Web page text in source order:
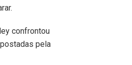
confrontou
pela